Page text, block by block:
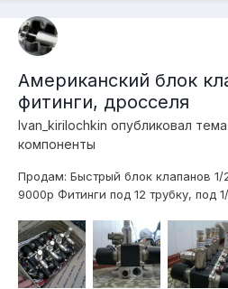
Американский блок
фитинги, дросселя
Ivan_kirilochkin опубликовал
компоненты
Продам: Быстрый блок клапанов 1/
9000р Фитинги под 12 трубку, под
прямых переходника 3/8-3/8, 2
проходных фитингов 12 трубка
12мм д...